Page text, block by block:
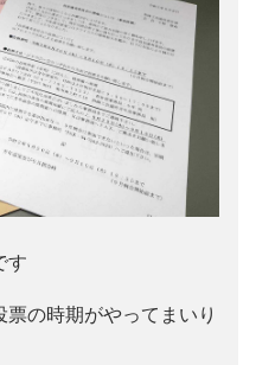
す
の時期がやってまいり